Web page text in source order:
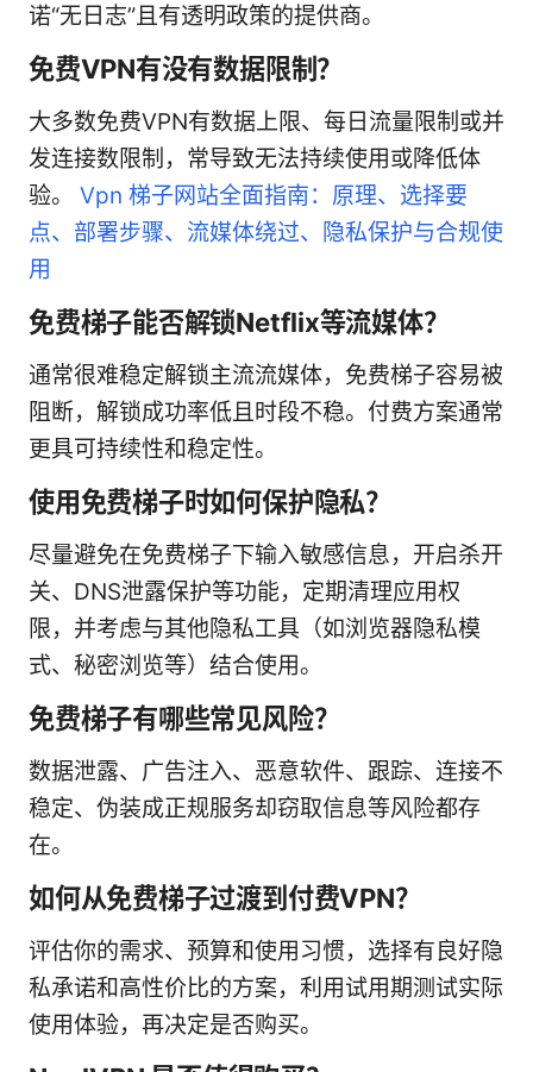
诺“无日志”且有透明政策的提供商。
免费VPN有没有数据限制？
大多数免费VPN有数据上限、每日流量限制或并
发连接数限制，常导致无法持续使用或降低体
验。 Vpn 梯子网站全面指南：原理、选择要
点、部署步骤、流媒体绕过、隐私保护与合规使
用
免费梯子能否解锁Netflix等流媒体？
通常很难稳定解锁主流流媒体，免费梯子容易被
阻断，解锁成功率低且时段不稳。付费方案通常
更具可持续性和稳定性。
使用免费梯子时如何保护隐私？
尽量避免在免费梯子下输入敏感信息，开启杀开
关、DNS泄露保护等功能，定期清理应用权
限，并考虑与其他隐私工具（如浏览器隐私模
式、秘密浏览等）结合使用。
免费梯子有哪些常见风险？
数据泄露、广告注入、恶意软件、跟踪、连接不
稳定、伪装成正规服务却窃取信息等风险都存
在。
如何从免费梯子过渡到付费VPN？
评估你的需求、预算和使用习惯，选择有良好隐
私承诺和高性价比的方案，利用试用期测试实际
使用体验，再决定是否购买。